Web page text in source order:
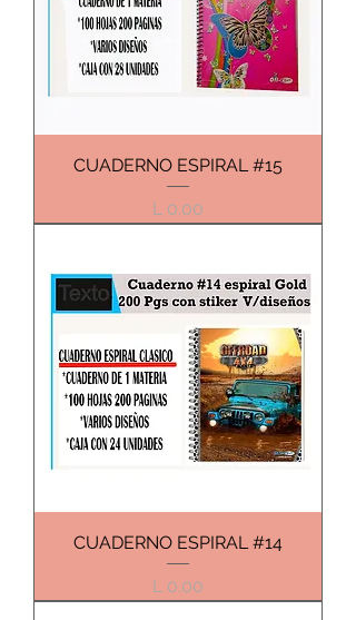
CUADERNO ESPIRAL #15
Precio
L 0.00
CUADERNO ESPIRAL #14
Precio
L 0.00